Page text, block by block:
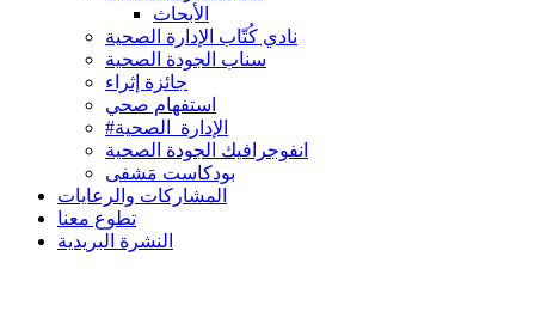
الأبحاث
نادي كُتّاب الإدارة الصحية
سناب الجودة الصحية
جائزة إثراء
استفهام صحي
#الإدارة_الصحية
انفوجرافيك الجودة الصحية
بودكاست مَشفى
المشاركات والرعايات
تطوع معنا
النشرة البريدية